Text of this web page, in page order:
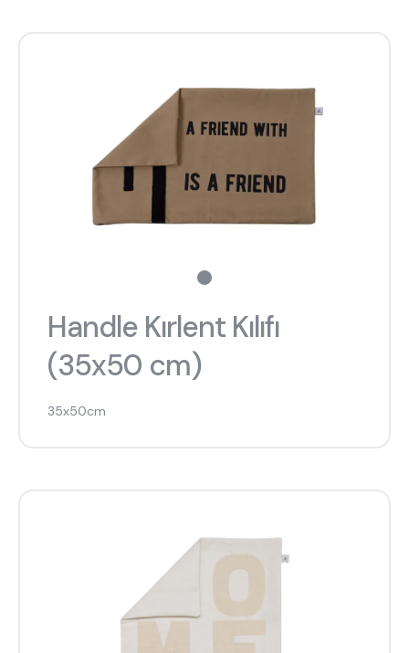
Handle Kırlent Kılıfı
(35x50 cm)
35x50cm